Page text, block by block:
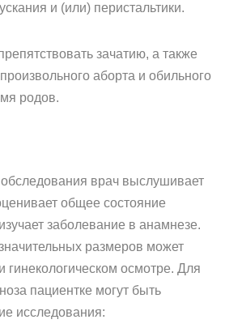
и (или) перистальтики.
зачатию, а также
аборта и обильного
родов.
врач выслушивает
общее состояние
заболевание в анамнезе.
размеров может
гинекологическом осмотре. Для
пациентке могут быть
исследования: